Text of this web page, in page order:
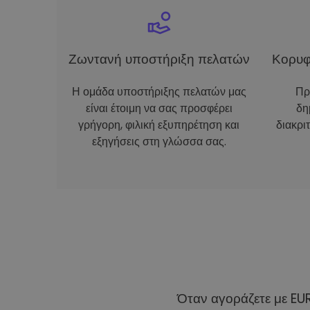
Ζωντανή υποστήριξη πελατών
Η ομάδα υποστήριξης πελατών μας
είναι έτοιμη να σας προσφέρει
γρήγορη, φιλική εξυπηρέτηση και
εξηγήσεις στη γλώσσα σας.
Όταν αγοράζετε με